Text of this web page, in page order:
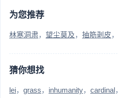
为您推荐
林寒洞肃 望尘莫及 抽筋剥皮
猜你想找
lei grass inhumanity cardinal